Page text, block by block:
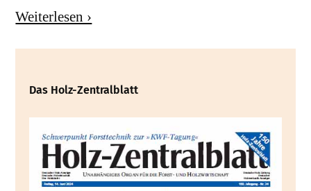
Weiterlesen ›
Das Holz-Zentralblatt